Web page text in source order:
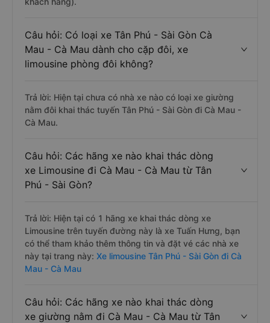
Câu hỏi: Có loại xe Tân Phú - Sài Gòn Cà
Mau - Cà Mau dành cho cặp đôi, xe
limousine phòng đôi không?
Trả lời: Hiện tại chưa có nhà xe nào có loại xe giường
nằm đôi khai thác tuyến Tân Phú - Sài Gòn đi Cà Mau -
Cà Mau.
Câu hỏi: Các hãng xe nào khai thác dòng
xe Limousine đi Cà Mau - Cà Mau từ Tân
Phú - Sài Gòn?
Trả lời: Hiện tại có 1 hãng xe khai thác dòng xe
Limousine trên tuyến đường này là xe Tuấn Hưng, bạn
có thể tham khảo thêm thông tin và đặt vé các nhà xe
này tại trang này: Xe limousine Tân Phú - Sài Gòn đi Cà
Mau - Cà Mau
Câu hỏi: Các hãng xe nào khai thác dòng
xe giường nằm đi Cà Mau - Cà Mau từ Tân